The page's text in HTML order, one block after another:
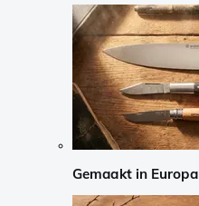
Gemaakt in Europa